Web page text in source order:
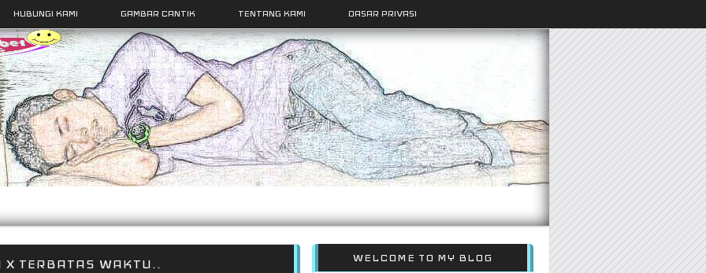
HUBUNGI KAMI GAMBAR CANTIK TENTANG KAMI DASAR PRIVASI
X TERBATAS WAKTU.. WELCOME TO MY BLOG